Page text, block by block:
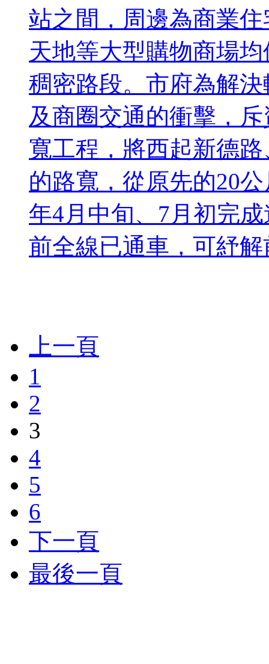
站之間，周邊為商業
天地等大型購物商場
稠密路段。市府為解
及商圈交通的衝擊，
寬工程，將西起新德
的路寬，從原先的20
年4月中旬、7月初完
前全線已通車，可紓
上一頁
1
2
3
4
5
6
下一頁
最後一頁